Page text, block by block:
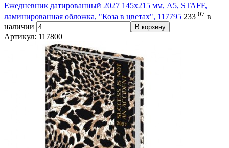
Ежедневник датированный 2027 145х215 мм, А5, STAFF,
ламинированная обложка, "Коза в цветах", 117795 233 07 в
наличии
В корзину
Артикул: 117800